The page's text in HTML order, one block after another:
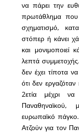
να πάρει την
πρωτάθλημα που
σχηματισμό,
στόπερ ή κάνει
και
λεπτά
δεν έχει τίποτα
ότι δεν
2ετία μέχρι
ευρωπαϊκό
Ατζούν για τον